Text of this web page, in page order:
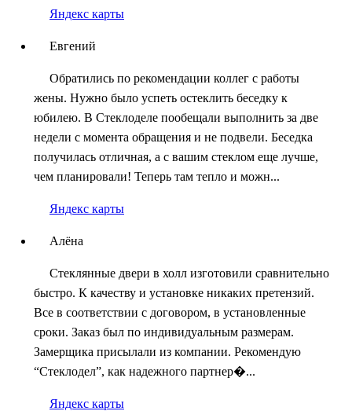
Яндекс карты
Евгений
Обратились по рекомендации коллег с работы
жены. Нужно было успеть остеклить беседку к
юбилею. В Стеклоделе пообещали выполнить за две
недели с момента обращения и не подвели. Беседка
получилась отличная, а с вашим стеклом еще лучше,
чем планировали! Теперь там тепло и можн...
Яндекс карты
Алёна
Стеклянные двери в холл изготовили сравнительно
быстро. К качеству и установке никаких претензий.
Все в соответствии с договором, в установленные
сроки. Заказ был по индивидуальным размерам.
Замерщика присылали из компании. Рекомендую
“Стеклодел”, как надежного партнер�...
Яндекс карты